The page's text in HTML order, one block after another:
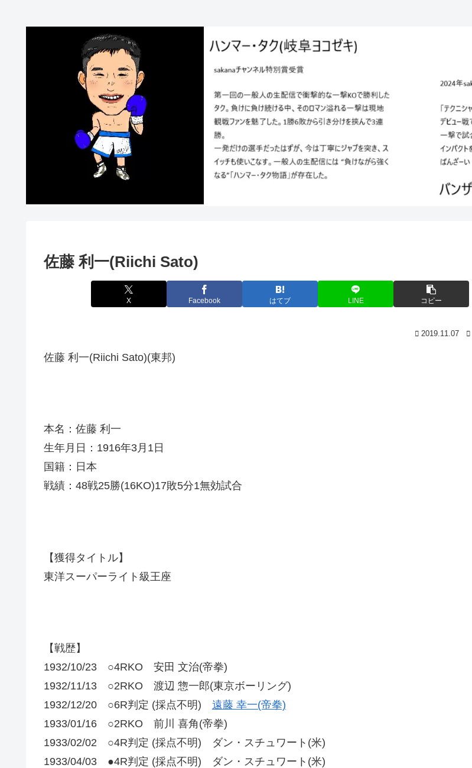
佐藤 利一(Riichi Sato)
X Facebook はてブ LINE コピー
2019.11.07
佐藤 利一(Riichi Sato)(東邦)
本名：佐藤 利一
生年月日：1916年3月1日
国籍：日本
戦績：48戦25勝(16KO)17敗5分1無効試合
【獲得タイトル】
東洋スーパーライト級王座
【戦歴】
1932/10/23 ○4RKO 安田 文治(帝拳)
1932/11/13 ○2RKO 渡辺 惣一郎(東京ボーリング)
1932/12/20 ○6R判定 (採点不明) 遠藤 幸一(帝拳)
1933/01/16 ○2RKO 前川 喜角(帝拳)
1933/02/02 ○4R判定 (採点不明) ダン・スチュワート(米)
1933/04/03 ●4R判定 (採点不明) ダン・スチュワート(米)